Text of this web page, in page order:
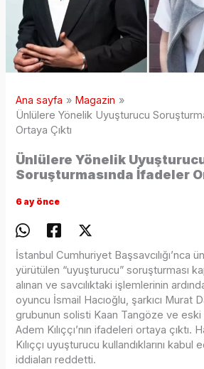
Ana sayfa
Magazin
Ünlülere Yönelik Uyuşturucu
Ortaya Çıktı
Ünlülere Yönelik
Soruşturmasında İfadeler
6 ay önce
İstanbul Cumhuriyet Başsavcılığı’nca
yürütülen “uyuşturucu” soruşturması
alınan ve savcılıktaki işlemlerinin
oyuncu İsmail Hacıoğlu, şarkıcı Murat
grubunun solisti Kaan Tangöze ve eski
Adem Kılıççı’nın ifadeleri ortaya çıktı.
Kılıççı uyuşturucu kullandıklarını kabul
iddiaları reddetti.